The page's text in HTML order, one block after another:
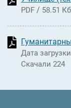
PDF / 58.51 Кб
Дата
Скачали 224